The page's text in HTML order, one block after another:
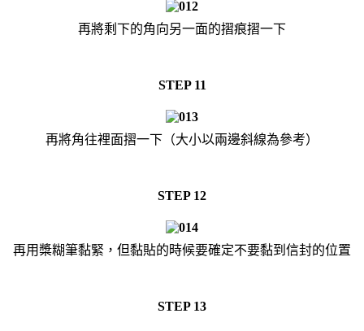
再將剩下的角向另一面的摺痕摺一下
STEP 11
再將角往裡面摺一下（大小以兩邊斜線為參考）
STEP 12
再用槳糊筆黏緊，但黏貼的時候要確定不要黏到信封的位置
STEP 13